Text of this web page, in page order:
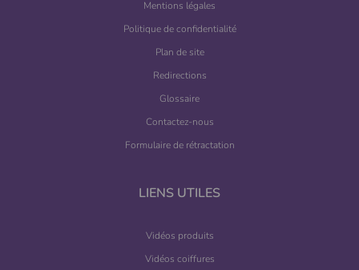
Mentions légales
Politique de confidentialité
Plan de site
Redirections
Glossaire
Contactez-nous
Formulaire de rétractation
LIENS UTILES
Vidéos produits
Vidéos coiffures